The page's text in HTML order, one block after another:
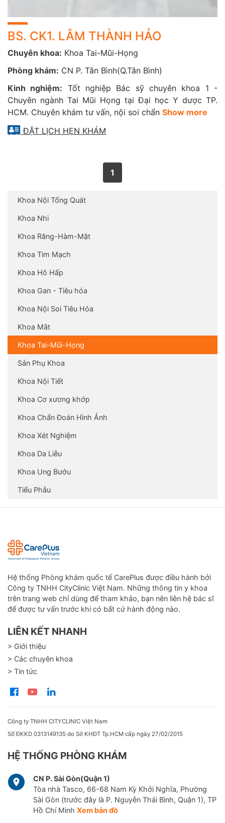
BS. CK1. LÂM THÀNH HẢO
Chuyên khoa: Khoa Tai-Mũi-Họng
Phòng khám: CN P. Tân Bình(Q.Tân Bình)
Kinh nghiệm: Tốt nghiệp Bác sỹ chuyên khoa 1 -
Chuyên ngành Tai Mũi Họng tại Đại học Y dược TP.
HCM. Chuyên khám tư vấn, nội soi chẩn Show more
ĐẶT LỊCH HẸN KHÁM
1
Khoa Nội Tổng Quát
Khoa Nhi
Khoa Răng-Hàm-Mặt
Khoa Tim Mạch
Khoa Hô Hấp
Khoa Gan - Tiêu hóa
Khoa Nội Soi Tiêu Hóa
Khoa Mắt
Khoa Tai-Mũi-Họng
Sản Phụ Khoa
Khoa Nội Tiết
Khoa Cơ xương khớp
Khoa Chẩn Đoán Hình Ảnh
Khoa Xét Nghiệm
Khoa Da Liễu
Khoa Ung Bướu
Tiểu Phẫu
Hệ thống Phòng khám quốc tế CarePlus được điều hành bởi
Công ty TNHH CityClinic Việt Nam. Những thông tin y khoa
trên trang web chỉ dùng để tham khảo, bạn nên liên hệ bác sĩ
để được tư vấn trước khi có bất cứ hành động nào.
LIÊN KẾT NHANH
> Giới thiệu
> Các chuyên khoa
> Tin tức
Công ty TNHH CITYCLINIC Việt Nam
Số ĐKKD 0313149135 do Sở KHĐT Tp.HCM cấp ngày 27/02/2015
HỆ THỐNG PHÒNG KHÁM
CN P. Sài Gòn(Quận 1)
Tòa nhà Tasco, 66-68 Nam Kỳ Khởi Nghĩa, Phường
Sài Gòn (trước đây là P. Nguyễn Thái Bình, Quận 1), TP
Hồ Chí Minh Xem bản đồ